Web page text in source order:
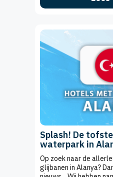
Splash! De
waterpark in
Op zoek naar de
glijbanen in Alanya?